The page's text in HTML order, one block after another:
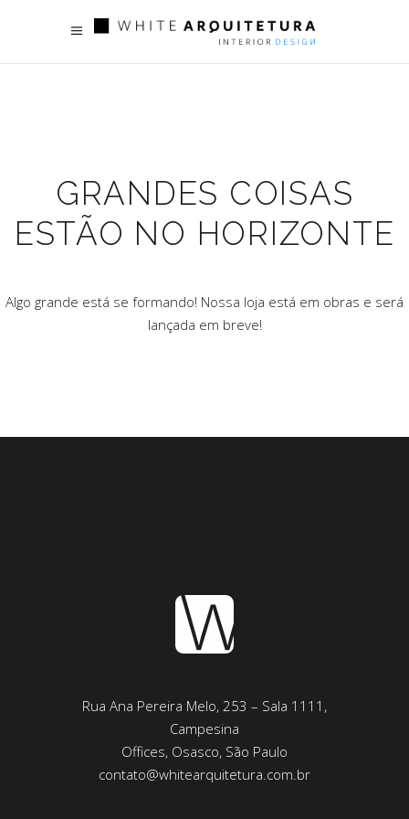
GRANDES COISAS
ESTÃO NO HORIZONTE
Algo grande está se formando! Nossa loja está em obras e será
lançada em breve!
Rua Ana Pereira Melo, 253 – Sala 1111,
Campesina
Offices, Osasco, São Paulo
contato@whitearquitetura.com.br